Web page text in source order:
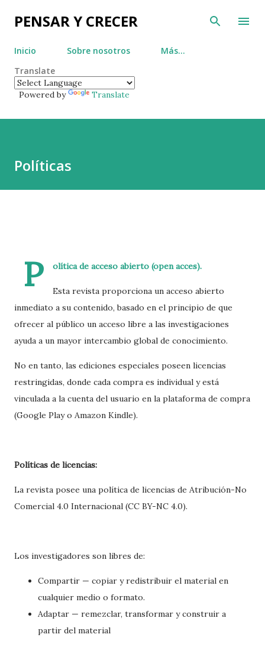
Ir al contenido principal
PENSAR Y CRECER
Inicio Sobre nosotros
Más…
Translate
Powered by Translate
Políticas
P olítica de acceso abierto (open acces).
Esta revista proporciona un acceso abierto
inmediato a su contenido, basado en el principio de que
ofrecer al público un acceso libre a las investigaciones
ayuda a un mayor intercambio global de conocimiento.
No en tanto, las ediciones especiales poseen licencias
restringidas, donde cada compra es individual y está
vinculada a la cuenta del usuario en la plataforma de compra
(Google Play o Amazon Kindle).
​Políticas de licencias:
La revista posee una política de licencias de Atribución-No
Comercial 4.0 Internacional (CC BY-NC 4.0).
Los investigadores son libres de:
Compartir — copiar y redistribuir el material en
cualquier medio o formato.
Adaptar — remezclar, transformar y construir a
partir del material